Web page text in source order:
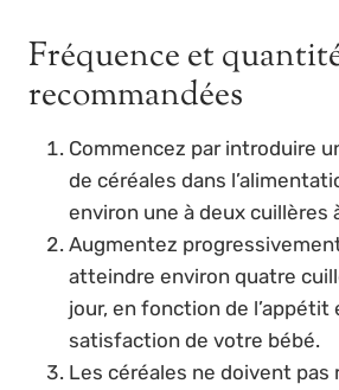
Fréquence et
recommandées
Commencez par introduire
de céréales dans
environ une à deux cuillères
Augmentez
atteindre environ quatre
jour, en fonction de l’appétit
satisfaction de votre bébé.
Les céréales ne doivent pas